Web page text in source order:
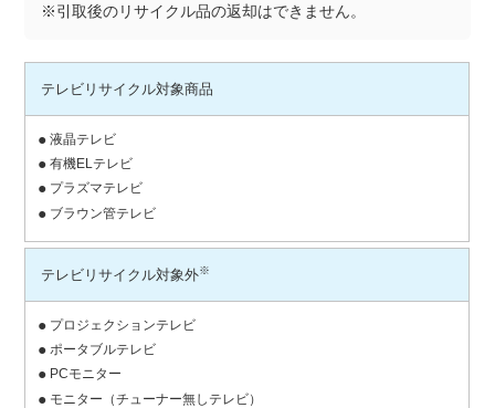
※引取後のリサイクル品の返却はできません。
テレビリサイクル対象商品
液晶テレビ
有機ELテレビ
プラズマテレビ
ブラウン管テレビ
テレビリサイクル対象外※
プロジェクションテレビ
ポータブルテレビ
PCモニター
モニター（チューナー無しテレビ）